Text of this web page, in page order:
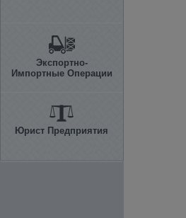
Экспортно-
Импортные Операции
Юрист Предприятия